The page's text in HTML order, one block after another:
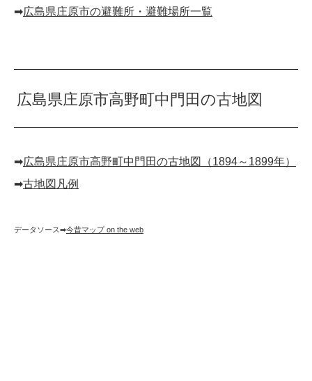
➡︎広島県庄原市の避難所・避難場所一覧
広島県庄原市高野町中門田の古地図
➡︎広島県庄原市高野町中門田の古地図（1894～1899年）
➡︎古地図凡例
データソース➡︎今昔マップ on the web